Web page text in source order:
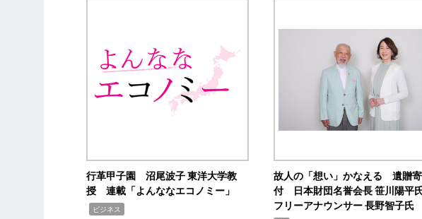
行革甲子園 沼尾波子 東洋大学教
授 連載「よんななエコノミー」
ビジネス
故人の「想い」かなえる 遺贈寄
付 日本財団名誉会長 笹川陽平
フリーアナウンサー 長野智子氏